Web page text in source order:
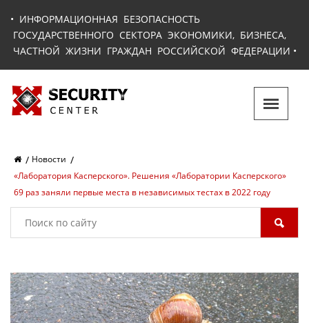
• ИНФОРМАЦИОННАЯ БЕЗОПАСНОСТЬ
ГОСУДАРСТВЕННОГО СЕКТОРА ЭКОНОМИКИ, БИЗНЕСА,
ЧАСТНОЙ ЖИЗНИ ГРАЖДАН РОССИЙСКОЙ ФЕДЕРАЦИИ •
Новости
«Лаборатория Касперского». Решения «Лаборатории Касперского»
69 раз заняли первые места в независимых тестах в 2022 году